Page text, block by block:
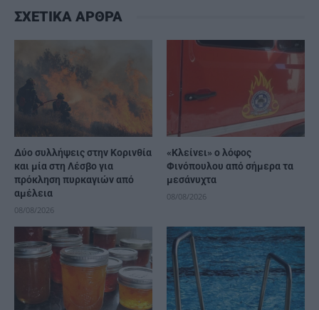
ΣΧΕΤΙΚΑ ΑΡΘΡΑ
Δύο συλλήψεις στην Κορινθία
και μία στη Λέσβο για
πρόκληση πυρκαγιών από
αμέλεια
08/08/2026
«Κλείνει» ο λόφος
Φινόπουλου από σήμερα τα
μεσάνυχτα
08/08/2026